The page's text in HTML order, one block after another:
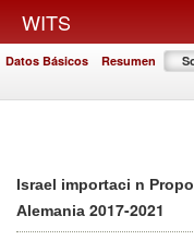
WITS
Datos Básicos Resumen
Israel importaci n
Alemania 2017-2021